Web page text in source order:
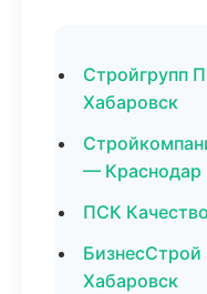
Стройгрупп
Хабаровск
— Краснодар
ПСК
Хабаровск